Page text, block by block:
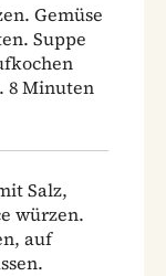
Gemüse
Suppe
8 Minuten
Salz,
würzen.
auf